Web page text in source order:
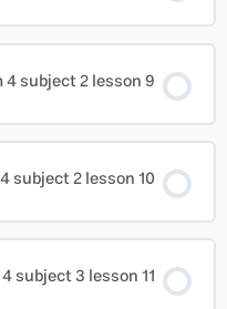
4 subject 2 lesson 9
subject 2 lesson 10
subject 3 lesson 11